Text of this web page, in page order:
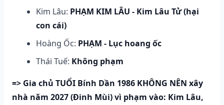
Kim Lâu: PHẠM KIM LÂU - Kim Lâu Tử (hại
con cái)
Hoàng Ốc: PHẠM - Lục hoang ốc
Thái Tuế: Không phạm
=> Gia chủ TUỔI Bính Dần 1986 KHÔNG NÊN xây
nhà năm 2027 (Đinh Mùi) vì phạm vào: Kim Lâu,